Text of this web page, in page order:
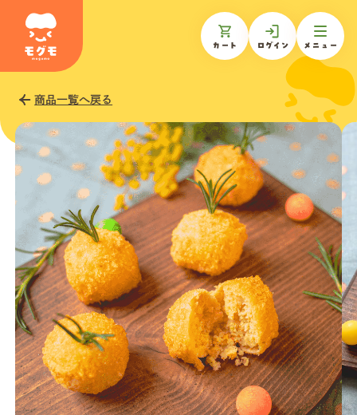
カート ログイン メニュー
モグモについて
商品一覧
ギフトを贈る
お知らせ
お客様の声
店舗一覧
商品一覧へ戻る